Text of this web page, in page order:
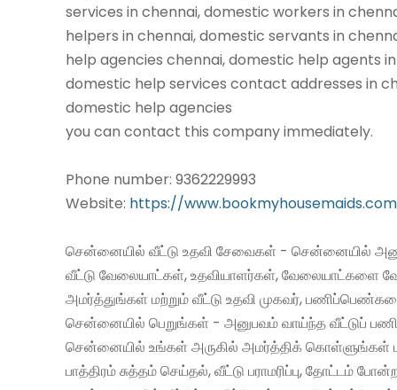
services in chennai, domestic workers in
helpers in chennai, domestic servants in
help agencies chennai, domestic help agents
domestic help services contact addresses in
domestic help agencies
you can contact this company immediately.
Phone number: 9362229993
Website: https://
சென்னையில் வீட்டு உதவி சேவைகள் - சென்னையில்
வீட்டு வேலையாட்கள், உதவியாளர்கள், வேலையாட்களை
அமர்த்துங்கள் மற்றும் வீட்டு உதவி முகவர்,
சென்னையில் பெறுங்கள் - அனுபவம் வாய்ந்த வீட்டுப்
சென்னையில் உங்கள் அருகில் அமர்த்திக் கொள்ளுங்கள்
பாத்திரம் சுத்தம் செய்தல், வீட்டு பராமரிப்பு, தோட்டம்